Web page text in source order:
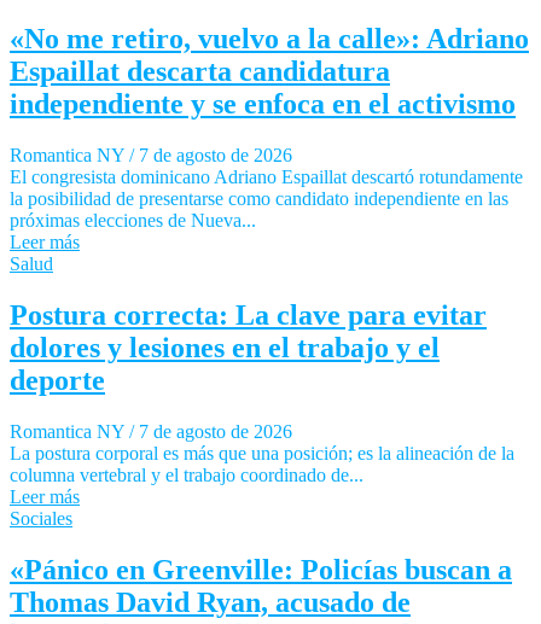
«No me retiro, vuelvo a la calle»: Adriano
Espaillat descarta candidatura
independiente y se enfoca en el activismo
Romantica NY / 7 de agosto de 2026
El congresista dominicano Adriano Espaillat descartó rotundamente
la posibilidad de presentarse como candidato independiente en las
próximas elecciones de Nueva...
Leer más
Salud
Postura correcta: La clave para evitar
dolores y lesiones en el trabajo y el
deporte
Romantica NY / 7 de agosto de 2026
La postura corporal es más que una posición; es la alineación de la
columna vertebral y el trabajo coordinado de...
Leer más
Sociales
«Pánico en Greenville: Policías buscan a
Thomas David Ryan, acusado de